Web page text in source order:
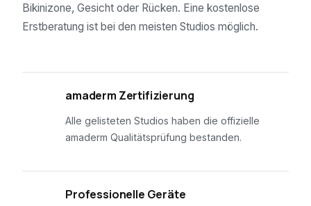
Bikinizone, Gesicht oder Rücken. Eine kostenlose
Erstberatung ist bei den meisten Studios möglich.
amaderm Zertifizierung
Alle gelisteten Studios haben die offizielle
amaderm Qualitätsprüfung bestanden.
Professionelle Geräte